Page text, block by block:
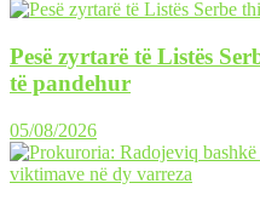
Pesë zyrtarë të Listës
të pandehur
05/08/2026